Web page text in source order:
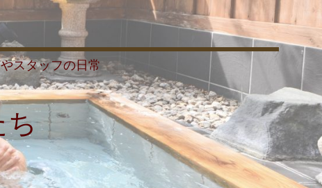
スタッフの日常
ち